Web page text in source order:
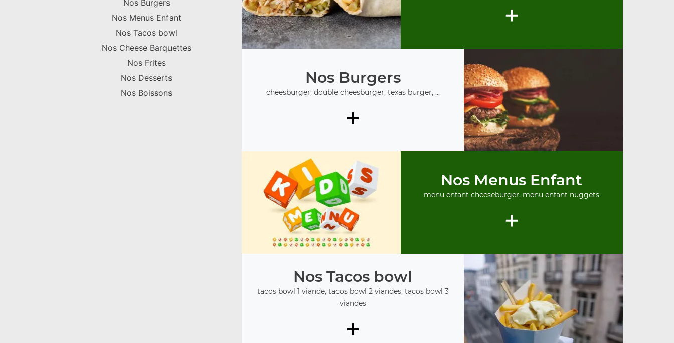
Nos Burgers
Nos Menus Enfant
Nos Tacos bowl
Nos Cheese Barquettes
Nos Frites
Nos Desserts
Nos Boissons
+
Nos Burgers
cheesburger, double cheesburger, texas burger, ...
+
Nos Menus Enfant
menu enfant cheeseburger, menu enfant nuggets
+
Nos Tacos bowl
tacos bowl 1 viande, tacos bowl 2 viandes, tacos bowl 3
viandes
+